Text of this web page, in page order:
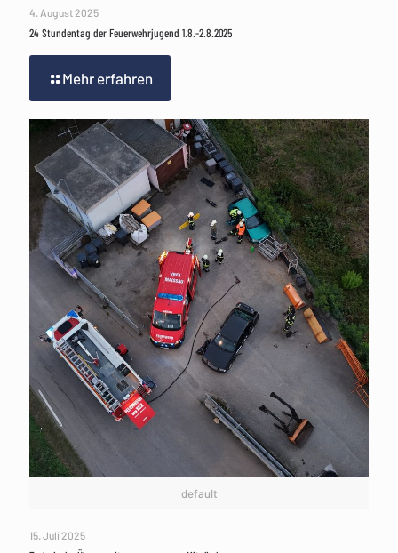
4. August 2025
24 Stundentag der Feuerwehrjugend 1.8.-2.8.2025
Mehr erfahren
default
15. Juli 2025